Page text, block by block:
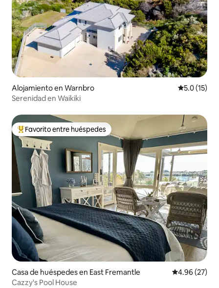
Alojamiento en Warnbro Calificación
5.0 (15)
Serenidad en Waikiki
Favorito entre huéspedes preferido
Favorito entre huéspedes
Casa de huéspedes en East Fremantle Calificación
4.96 (27)
Cazzy's Pool House